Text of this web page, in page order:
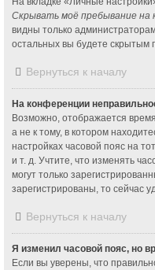
Скрывать моё пребывание на
видны только
остальных вы будете скрытым
Вернуться к началу
На конференции
Возможно, отображается
а не к тому, в котором
настройках часовой пояс на
и т. д. Учтите, что изменять
могут только
зарегистрированы, то сейчас
Вернуться к началу
Я изменил часовой пояс, но
Если вы уверены, что